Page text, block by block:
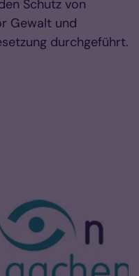
Schutz von
Gewalt und
durchgeführt.